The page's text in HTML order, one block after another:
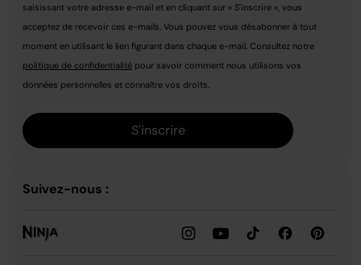
saisissant votre adresse e-mail et en cliquant sur « S'inscrire », vous
acceptez de recevoir ces e-mails. Vous pouvez vous désabonner à tout
moment en utilisant le lien figurant dans chaque e-mail. Consultez notre
politique de confidentialité pour savoir comment nous utilisons vos
données personnelles et connaître vos droits.
S'inscrire
Suivez-nous :